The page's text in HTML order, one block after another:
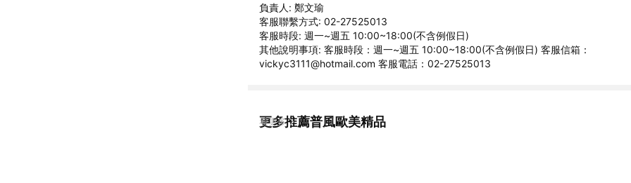
負責人: 鄭文瑜
客服聯繫方式: 02-27525013
客服時段: 週一~週五 10:00~18:00(不含例假日)
其他說明事項: 客服時段：週一~週五 10:00~18:00(不含例假日) 客服信箱：
vickyc3111@hotmail.com 客服電話：02-27525013
更多推薦普風歐美精品
看更多